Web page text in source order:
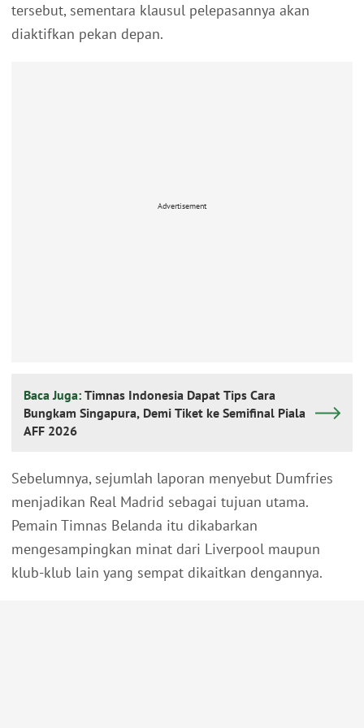
tersebut, sementara klausul pelepasannya akan
diaktifkan pekan depan.
Advertisement
Baca Juga: Timnas Indonesia Dapat Tips Cara
Bungkam Singapura, Demi Tiket ke Semifinal Piala
AFF 2026
Sebelumnya, sejumlah laporan menyebut Dumfries
menjadikan Real Madrid sebagai tujuan utama.
Pemain Timnas Belanda itu dikabarkan
mengesampingkan minat dari Liverpool maupun
klub-klub lain yang sempat dikaitkan dengannya.